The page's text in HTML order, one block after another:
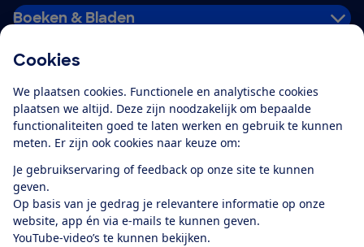
Cookies
We plaatsen cookies. Functionele en analytische cookies
plaatsen we altijd. Deze zijn noodzakelijk om bepaalde
functionaliteiten goed te laten werken en gebruik te kunnen
meten. Er zijn ook cookies naar keuze om:
Je gebruikservaring of feedback op onze site te kunnen
geven.
Op basis van je gedrag je relevantere informatie op onze
website, app én via e-mails te kunnen geven.
YouTube-video’s te kunnen bekijken.
Boeken & Bladen
Alles over de
app
Algemene Voorwaarden
Privacyverklaring
Cookiebeleid
Privacyvoorkeuren